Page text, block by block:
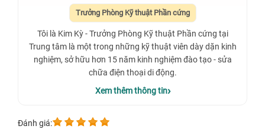
Trưởng Phòng Kỹ thuật Phần cứng
Tôi là Kim Kỳ - Trưởng Phòng Kỹ thuật Phần cứng tại
Trung tâm là một trong những kỹ thuật viên dày dặn kinh
nghiệm, sở hữu hơn 15 năm kinh nghiệm đào tạo - sửa
chữa điện thoại di động.
Xem thêm thông tin
Đánh giá: